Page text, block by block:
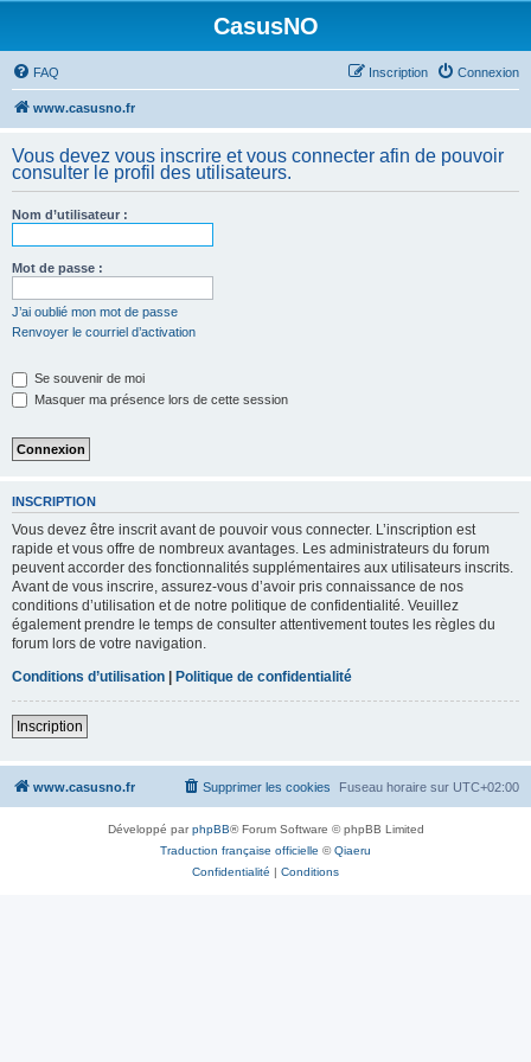
CasusNO
FAQ Connexion
Inscription
www.casusno.fr
Vous devez vous inscrire et vous connecter afin de pouvoir
consulter le profil des utilisateurs.
Nom d’utilisateur :
Mot de passe :
J’ai oublié mon mot de passe
Renvoyer le courriel d’activation
Se souvenir de moi
Masquer ma présence lors de cette session
INSCRIPTION
Vous devez être inscrit avant de pouvoir vous connecter. L’inscription est
rapide et vous offre de nombreux avantages. Les administrateurs du forum
peuvent accorder des fonctionnalités supplémentaires aux utilisateurs inscrits.
Avant de vous inscrire, assurez-vous d’avoir pris connaissance de nos
conditions d’utilisation et de notre politique de confidentialité. Veuillez
également prendre le temps de consulter attentivement toutes les règles du
forum lors de votre navigation.
Conditions d’utilisation | Politique de confidentialité
Inscription
www.casusno.fr Fuseau horaire sur UTC+02:00
Supprimer les cookies
Développé parphpBB® Forum Software © phpBB Limited
Traduction française officielle ©Qiaeru
Confidentialité | Conditions